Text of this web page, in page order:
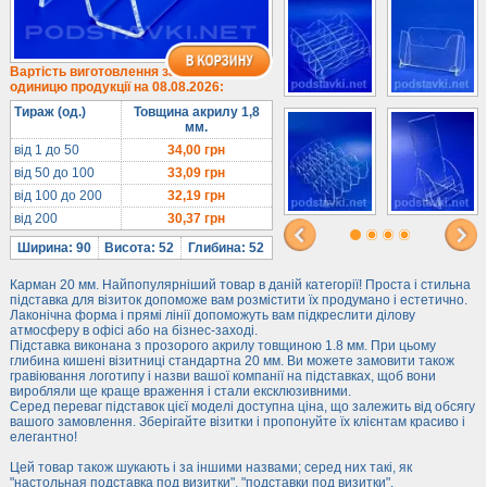
1/3 формату А4
Комбіновані
Навісні кишені
Менюхолдери
Під мобільні
Під біжутерію
Гірки та подіуми
Під косметику
Під солодке
Для хот-догів
Лототрони
Ящики з акрилу
Цінники
Засоби захисту
Інформ. стенди
Вартість виготовлення за
одиницю продукції на 08.08.2026:
Тираж (од.)
Товщина акрилу 1,8
мм.
від 1 до 50
34,00 грн
від 50 до 100
33,09 грн
від 100 до 200
32,19 грн
від 200
30,37 грн
Ширина: 90
Висота: 52 Глибина: 52
Карман 20 мм. Найпопулярніший товар в даній категорії! Проста і стильна
підставка для візиток допоможе вам розмістити їх продумано і естетично.
Лаконічна форма і прямі лінії допоможуть вам підкреслити ділову
атмосферу в офісі або на бізнес-заході.
Підставка виконана з прозорого акрилу товщиною 1.8 мм. При цьому
глибина кишені візитниці стандартна 20 мм. Ви можете замовити також
гравіювання логотипу і назви вашої компанії на підставках, щоб вони
виробляли ще краще враження і стали ексклюзивними.
Серед переваг підставок цієї моделі доступна ціна, що залежить від обсягу
вашого замовлення. Зберігайте візитки і пропонуйте їх клієнтам красиво і
елегантно!
Цей товар також шукають і за іншими назвами; серед них такі, як
"настольная подставка под визитки", "подставки под визитки".